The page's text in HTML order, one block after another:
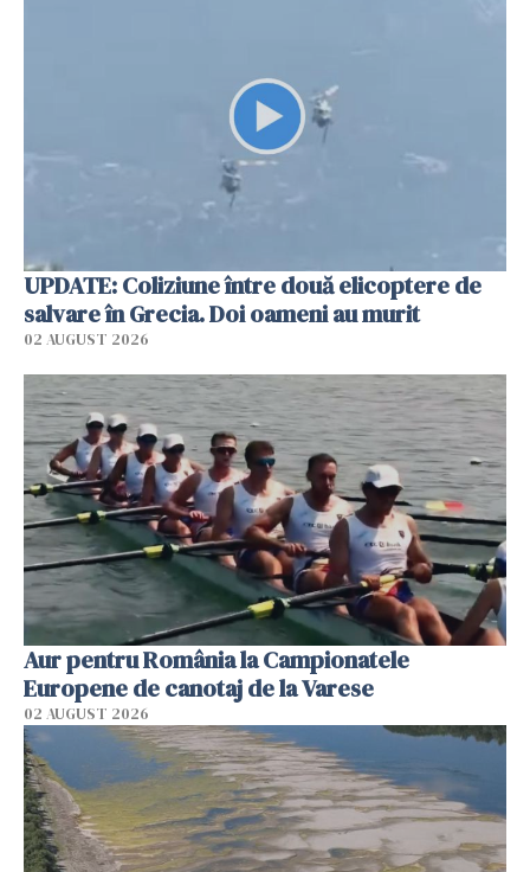
UPDATE: Coliziune între două elicoptere de
salvare în Grecia. Doi oameni au murit
02 AUGUST 2026
Aur pentru România la Campionatele
Europene de canotaj de la Varese
02 AUGUST 2026